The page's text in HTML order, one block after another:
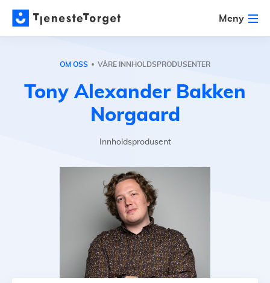
Meny
OM OSS VÅRE INNHOLDSPRODUSENTER
Tony Alexander Bakken
Norgaard
Innholdsprodusent